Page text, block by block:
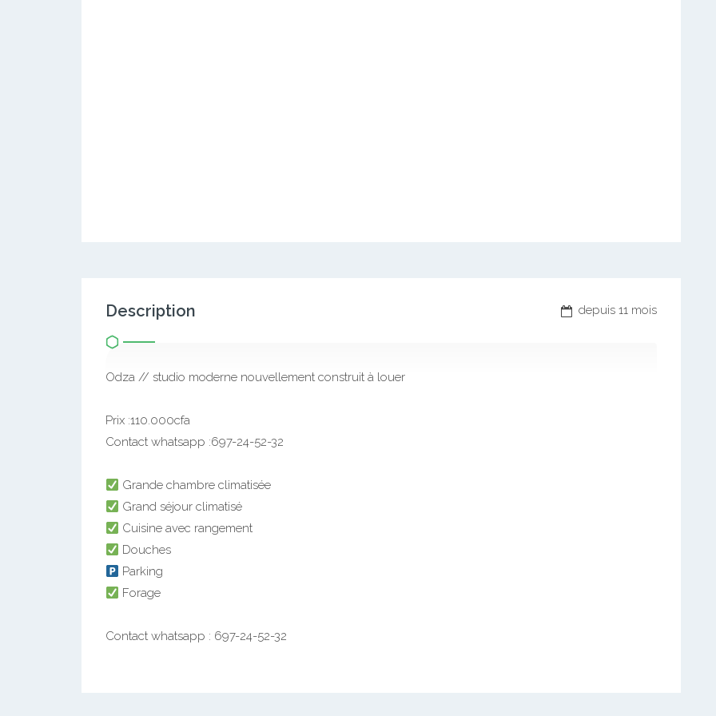
depuis 11 mois
Description
Odza // studio moderne nouvellement construit à louer
Prix :110.000cfa
Contact whatsapp :697-24-52-32
Grande chambre climatisée
Grand séjour climatisé
Cuisine avec rangement
Douches
Parking
Forage
Contact whatsapp : 697-24-52-32